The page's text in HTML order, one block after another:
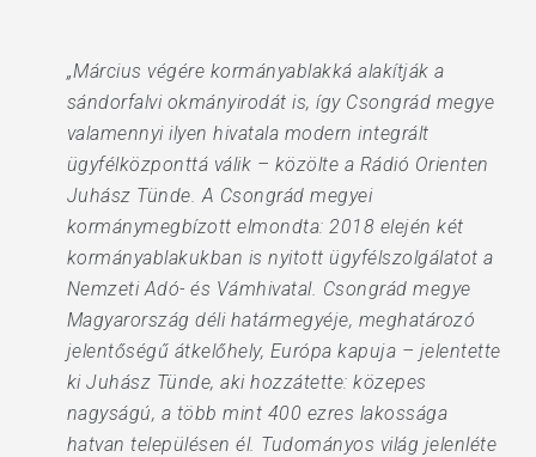
„Március végére kormányablakká alakítják a
sándorfalvi okmányirodát is, így Csongrád megye
valamennyi ilyen hivatala modern integrált
ügyfélközponttá válik – közölte a Rádió Orienten
Juhász Tünde. A Csongrád megyei
kormánymegbízott elmondta: 2018 elején két
kormányablakukban is nyitott ügyfélszolgálatot a
Nemzeti Adó- és Vámhivatal. Csongrád megye
Magyarország déli határmegyéje, meghatározó
jelentőségű átkelőhely, Európa kapuja – jelentette
ki Juhász Tünde, aki hozzátette: közepes
nagyságú, a több mint 400 ezres lakossága
hatvan településen él. Tudományos világ jelenléte